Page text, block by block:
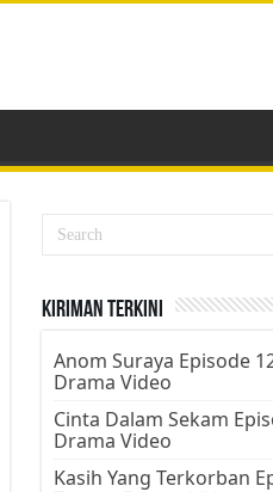
Kiriman Terkini
Anom Suraya Episode
Drama Video
Cinta Dalam Sekam
Drama Video
Kasih Yang Terkorban